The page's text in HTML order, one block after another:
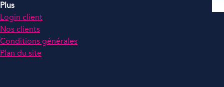
Plus
Login client
Nos clients
Conditions générales
Plan du site